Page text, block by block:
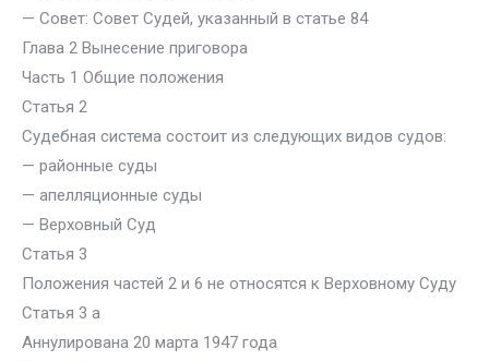
— Совет: Совет Судей, указанный в статье 84
Глава 2 Вынесение приговора
Часть 1 Общие положения
Статья 2
Судебная система состоит из следующих видов судов:
— районные суды
— апелляционные суды
— Верховный Суд
Статья 3
Положения частей 2 и 6 не относятся к Верховному Суду
Статья 3 а
Аннулирована 20 марта 1947 года